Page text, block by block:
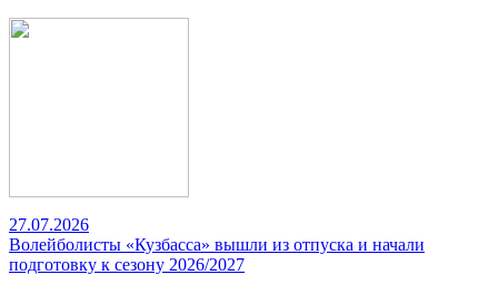
27.07.2026
Волейболисты «Кузбасса» вышли из отпуска и начали
подготовку к сезону 2026/2027